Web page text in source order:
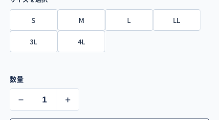
S M L LL
3L 4L
数量
− +